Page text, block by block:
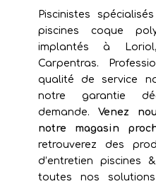
Piscinistes
piscines coque
implantés à
Carpentras.
qualité de service
notre garantie
demande.Venez
notre magasin
retrouverez des
d’entretien piscines
toutes nos